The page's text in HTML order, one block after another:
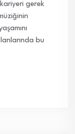
kariyeri gerek
bu